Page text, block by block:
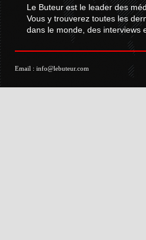
Le Buteur est le leader des
Vous y trouverez toutes les
dans le monde, des interviews
Email : info@lebuteur.com